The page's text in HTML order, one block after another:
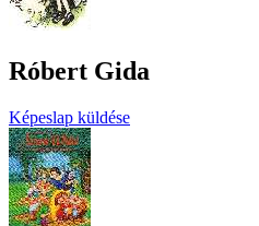
Róbert Gida
Képeslap küldése